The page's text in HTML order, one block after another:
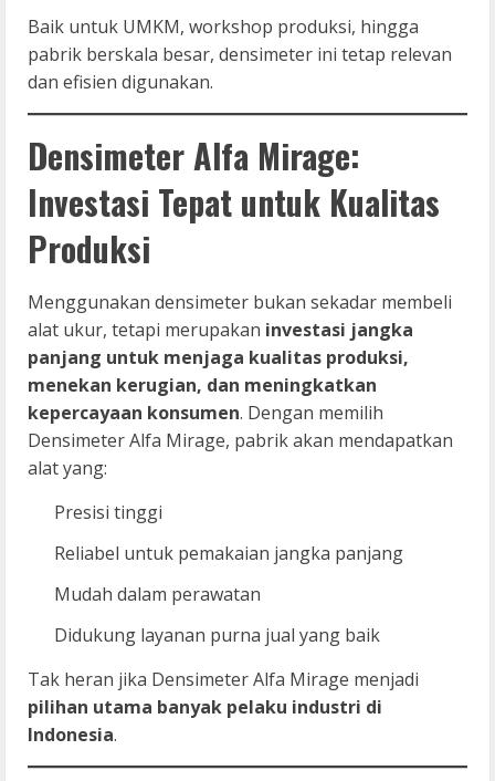
Baik untuk UMKM, workshop produksi, hingga
pabrik berskala besar, densimeter ini tetap relevan
dan efisien digunakan.
Densimeter Alfa Mirage:
Investasi Tepat untuk Kualitas
Produksi
Menggunakan densimeter bukan sekadar membeli
alat ukur, tetapi merupakan investasi jangka
panjang untuk menjaga kualitas produksi,
menekan kerugian, dan meningkatkan
kepercayaan konsumen. Dengan memilih
Densimeter Alfa Mirage, pabrik akan mendapatkan
alat yang:
Presisi tinggi
Reliabel untuk pemakaian jangka panjang
Mudah dalam perawatan
Didukung layanan purna jual yang baik
Tak heran jika Densimeter Alfa Mirage menjadi
pilihan utama banyak pelaku industri di
Indonesia.